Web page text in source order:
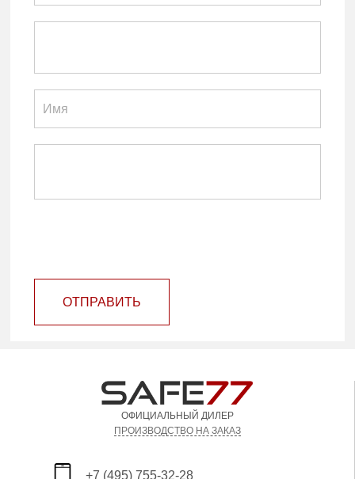
ОТПРАВИТЬ
ОФИЦИАЛЬНЫЙ ДИЛЕР
ПРОИЗВОДСТВО НА ЗАКАЗ
+7 (495) 755-32-28